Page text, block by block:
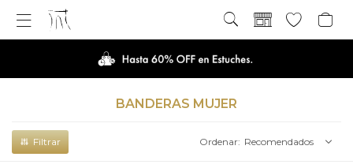

BANDERAS MUJER
Recomendados